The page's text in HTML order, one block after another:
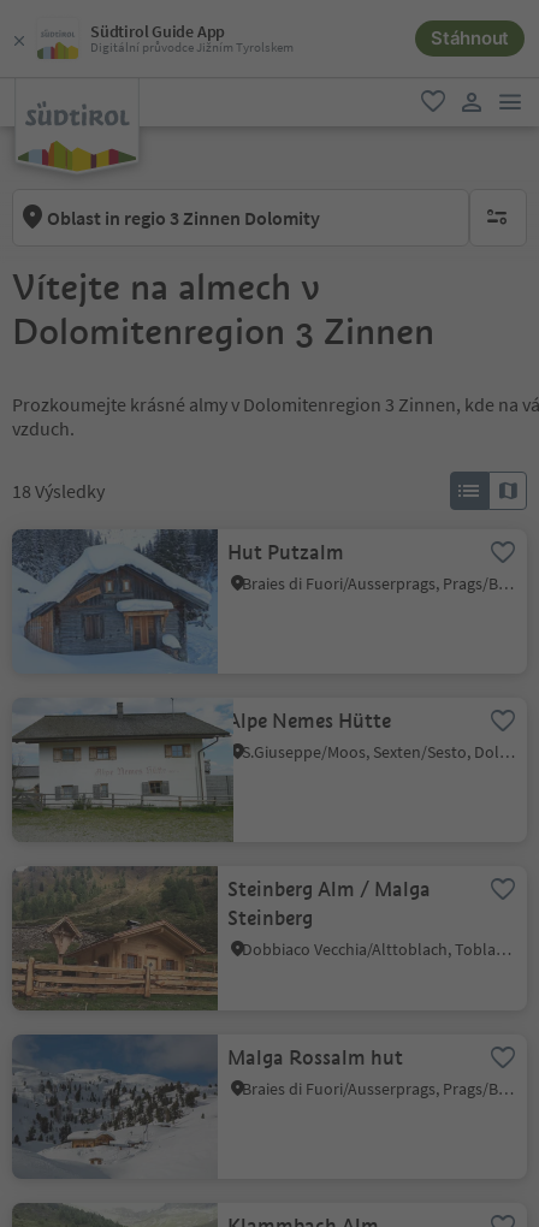
Südtirol Guide App
Digitální průvodce Jižním Tyrolskem Stáhnout
oblíbené
Oblast in regio 3 Zinnen Dolomity brak
Vítejte na almech v
Dolomitenregion 3 Zinnen
Prozkoumejte krásné almy v Dolomitenregion 3 Zinnen, kde na
vzduch.
18 Výsledky
Hut Putzalm
Braies di Fuori/Ausserprags, Prags/Braies, Dolomites Region 3 Zinnen
Alpe Nemes Hütte
S.Giuseppe/Moos, Sexten/Sesto, Dolomites Region 3 Zinnen
Steinberg Alm / Malga
Steinberg
Dobbiaco Vecchia/Alttoblach, Toblach/Dobbiaco, Dolomites Region 3 Zinnen
Malga Rossalm hut
Braies di Fuori/Ausserprags, Prags/Braies, Dolomites Region 3 Zinnen